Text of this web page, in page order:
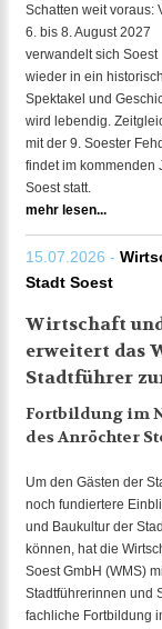
Schatten weit voraus:
6. bis 8. August 2027
verwandelt sich Soest
wieder in ein
Spektakel und
wird lebendig.
mit der 9. Soester
findet im kommenden
Soest statt.
mehr lesen...
15.07.2026 -
Stadt Soest
Wirtschaft
erweitert das
Stadtführer
Fortbildung im
des Anröchter
Um den Gästen der
noch fundiertere
und Baukultur der
können, hat die
Soest GmbH (WMS)
Stadtführerinnen und
fachliche Fortbildung